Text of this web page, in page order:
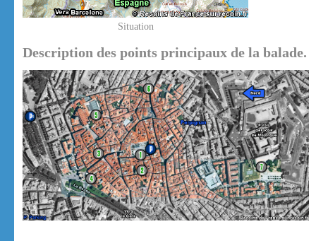
Situation
Description des points principaux de la balade.